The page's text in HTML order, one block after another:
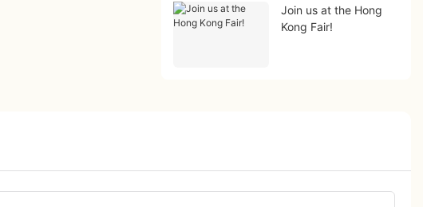
Join us at the Hong
Kong Fair!